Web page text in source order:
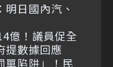
日國內汽、
億！議員促全
提數據回應
單陷阱」！民